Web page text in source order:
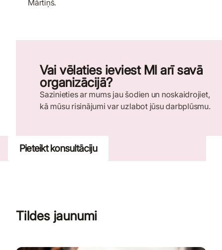
Mārtiņš.
Vai vēlaties ieviest MI arī savā
organizācijā?
Sazinieties ar mums jau šodien un noskaidrojiet,
kā mūsu risinājumi var uzlabot jūsu darbplūsmu.
Pieteikt konsultāciju
Tildes jaunumi